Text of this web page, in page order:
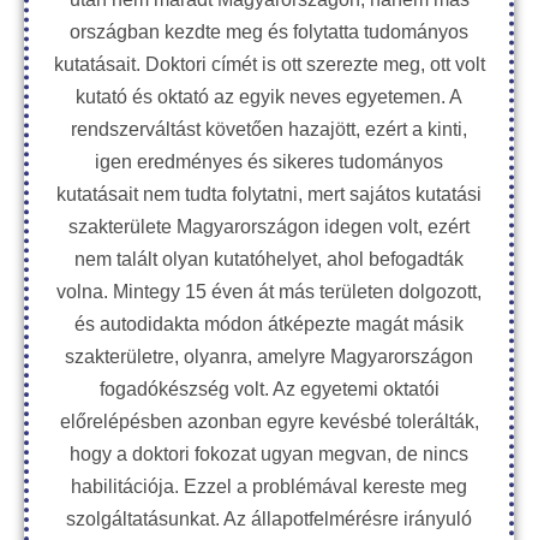
országban kezdte meg és folytatta tudományos
kutatásait. Doktori címét is ott szerezte meg, ott volt
kutató és oktató az egyik neves egyetemen. A
rendszerváltást követően hazajött, ezért a kinti,
igen eredményes és sikeres tudományos
kutatásait nem tudta folytatni, mert sajátos kutatási
szakterülete Magyarországon idegen volt, ezért
nem talált olyan kutatóhelyet, ahol befogadták
volna. Mintegy 15 éven át más területen dolgozott,
és autodidakta módon átképezte magát másik
szakterületre, olyanra, amelyre Magyarországon
fogadókészség volt. Az egyetemi oktatói
előrelépésben azonban egyre kevésbé tolerálták,
hogy a doktori fokozat ugyan megvan, de nincs
habilitációja. Ezzel a problémával kereste meg
szolgáltatásunkat. Az állapotfelmérésre irányuló